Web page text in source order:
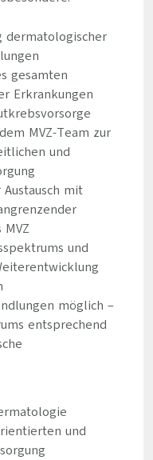
dermatologischer
gesamten
Erkrankungen
MVZ-Team zur
und
mit
und
möglich –
entsprechend
und